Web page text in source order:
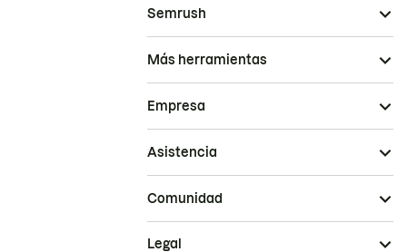
Semrush
Más herramientas
Empresa
Asistencia
Comunidad
Legal